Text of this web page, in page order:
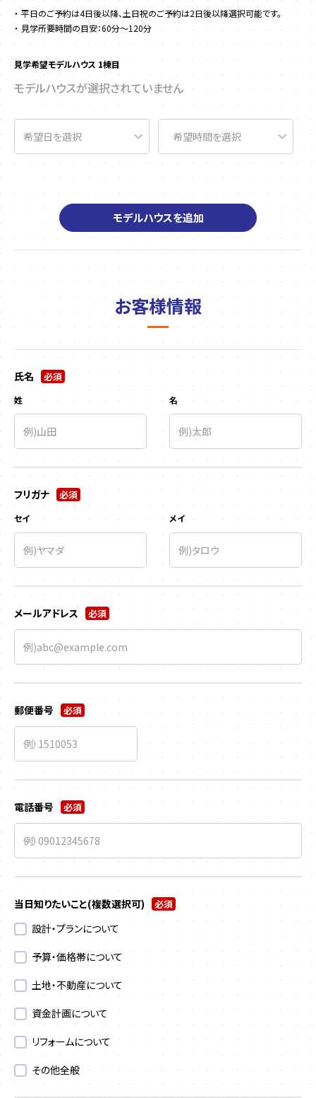
平日のご予約は4日後以降、土日祝のご予約は2日後以降選択可能です。
見学所要時間の目安：60分～120分
見学希望モデルハウス 1棟目
モデルハウスが選択されていません
モデルハウスを追加
お客様情報
氏名 必須
姓 名
フリガナ 必須
セイ メイ
メールアドレス 必須
郵便番号 必須
電話番号 必須
当日知りたいこと(複数選択可) 必須
設計・プランについて
予算・価格帯について
土地・不動産について
資金計画について
リフォームについて
その他全般